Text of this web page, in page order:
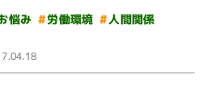
悩み #労働環境 #人間関係